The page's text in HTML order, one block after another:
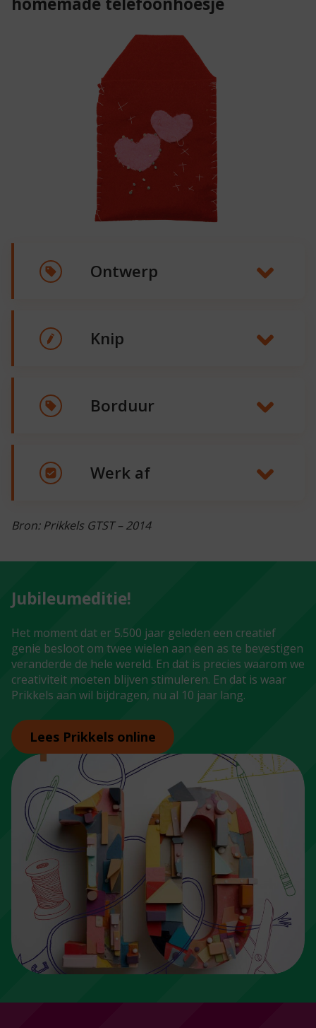
Ontwerp
Knip
Borduur
Werk af
Bron: Prikkels GTST – 2014
Jubileumeditie!
Het moment dat er 5.500 jaar geleden een creatief
genie besloot om twee wielen aan een as te bevestigen
veranderde de hele wereld. En dat is precies waarom we
creativiteit moeten blijven stimuleren. En dat is waar
Prikkels aan wil bijdragen, nu al 10 jaar lang.
Lees Prikkels online